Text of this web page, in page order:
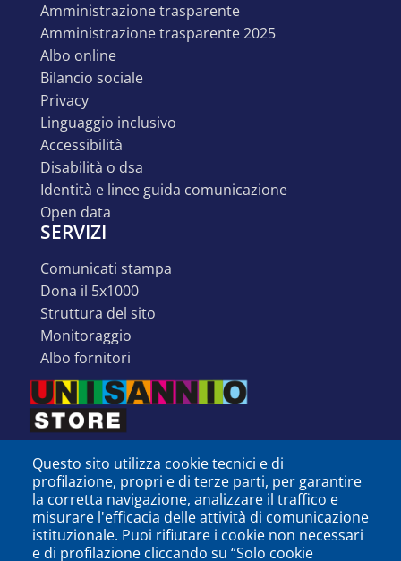
amministrazione trasparente
amministrazione trasparente 2025
albo online
bilancio sociale
privacy
linguaggio inclusivo
accessibilità
disabilità o dsa
identità e linee guida comunicazione
open data
SERVIZI
comunicati stampa
dona il 5x1000
struttura del sito
monitoraggio
albo fornitori
Questo sito utilizza cookie tecnici e di
profilazione, propri e di terze parti, per garantire
la corretta navigazione, analizzare il traffico e
misurare l'efficacia delle attività di comunicazione
istituzionale. Puoi rifiutare i cookie non necessari
e di profilazione cliccando su “Solo cookie